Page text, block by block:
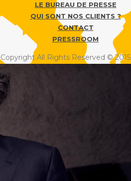
LE BUREAU DE PRESSE
QUI SONT NOS CLIENTS ?
CONTACT
PRESSROOM
Copyright All Rights Reserved © 2015